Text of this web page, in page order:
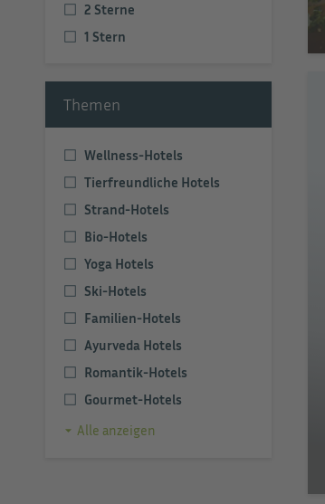
2 Sterne
1 Stern
Themen
Wellness-Hotels
Tierfreundliche Hotels
Strand-Hotels
Bio-Hotels
Yoga Hotels
Ski-Hotels
Familien-Hotels
Ayurveda Hotels
Romantik-Hotels
Gourmet-Hotels
Alle anzeigen